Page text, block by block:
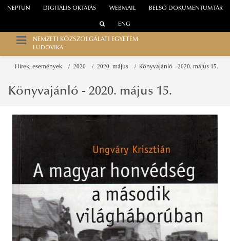
WEBMAIL
NEPTUN DIGITÁLIS OKTATÁS BELSŐ DOKUMENTUMTÁR
ENG
NEMZETI KÖZSZOLGÁLATI EGYETEM
LUDOVIKA
Hírek, események 2020 2020. május Könyvajánló - 2020. május 15.
Könyvajánló - 2020. május 15.